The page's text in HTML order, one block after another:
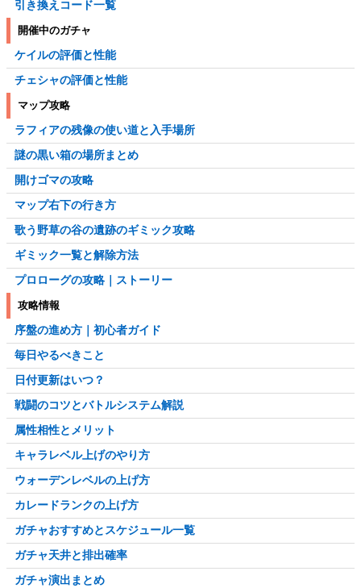
引き換えコード一覧
開催中のガチャ
ケイルの評価と性能
チェシャの評価と性能
マップ攻略
ラフィアの残像の使い道と入手場所
謎の黒い箱の場所まとめ
開けゴマの攻略
マップ右下の行き方
歌う野草の谷の遺跡のギミック攻略
ギミック一覧と解除方法
プロローグの攻略｜ストーリー
攻略情報
序盤の進め方｜初心者ガイド
毎日やるべきこと
日付更新はいつ？
戦闘のコツとバトルシステム解説
属性相性とメリット
キャラレベル上げのやり方
ウォーデンレベルの上げ方
カレードランクの上げ方
ガチャおすすめとスケジュール一覧
ガチャ天井と排出確率
ガチャ演出まとめ